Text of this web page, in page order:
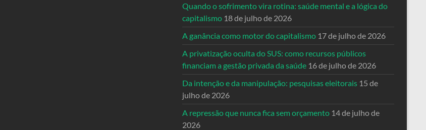
Quando o sofrimento vira rotina: saúde mental e a lógica do
capitalismo 18 de julho de 2026
A ganância como motor do capitalismo 17 de julho de 2026
A privatização oculta do SUS: como recursos públicos
financiam a gestão privada da saúde 16 de julho de 2026
Da intenção e da manipulação: pesquisas eleitorais 15 de
julho de 2026
A repressão que nunca fica sem orçamento 14 de julho de
2026